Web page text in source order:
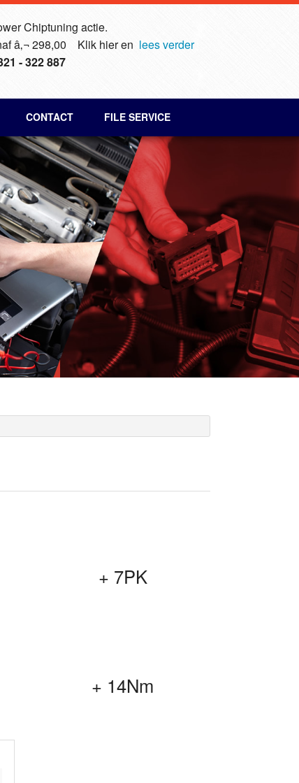
Chiptuning actie.
â‚¬ 298,00 Klik hier en lees verder
- 322 887
CONTACT FILE SERVICE
+ 7PK
+ 14Nm